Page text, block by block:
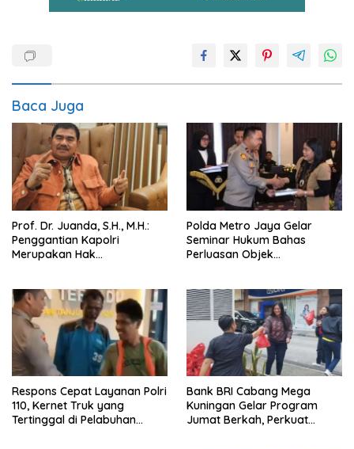
Baca Juga
Prof. Dr. Juanda, S.H., M.H.:
Penggantian Kapolri
Merupakan Hak
Dipertimbangkan
Polda Metro Jaya Gelar
Seminar Hukum Bahas
Perluasan Objek
Respons Cepat Layanan Polri
110, Kernet Truk yang
Tertinggal di Pelabuhan
Bank BRI Cabang Mega
Kuningan Gelar Program
Jumat Berkah, Perkuat